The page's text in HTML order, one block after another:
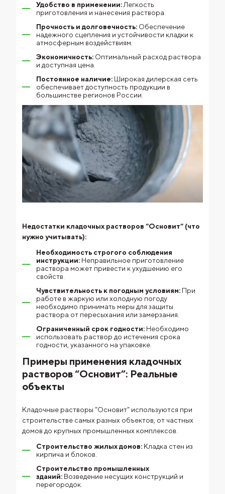
Удобство в применении: Легкость
приготовления и нанесения раствора.
Прочность и долговечность: Обеспечение
надежного сцепления и устойчивости кладки к
атмосферным воздействиям.
Экономичность: Оптимальный расход раствора
и доступная цена.
Постоянное наличие: Широкая дилерская сеть
обеспечивает доступность продукции в
большинстве регионов России.
Недостатки кладочных растворов “Основит” (что
нужно учитывать):
Необходимость строгого соблюдения
инструкции: Неправильное приготовление
раствора может привести к ухудшению его
свойств.
Чувствительность к погодным условиям: При
работе в жаркую или холодную погоду
необходимо принимать меры для защиты
раствора от пересыхания или замерзания.
Ограниченный срок годности: Необходимо
использовать раствор до истечения срока
годности, указанного на упаковке.
Примеры применения кладочных
растворов “Основит”: Реальные
объекты
Кладочные растворы “Основит” используются при
строительстве самых разных объектов, от частных
домов до крупных промышленных комплексов.
Строительство жилых домов: Кладка стен из
кирпича и блоков.
Строительство промышленных
зданий: Возведение несущих конструкций и
перегородок.